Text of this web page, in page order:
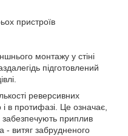
монтажу у стіні
підготовлений
реверсивних
в протифазі. Це означає,
приплив
- витяг забрудненого